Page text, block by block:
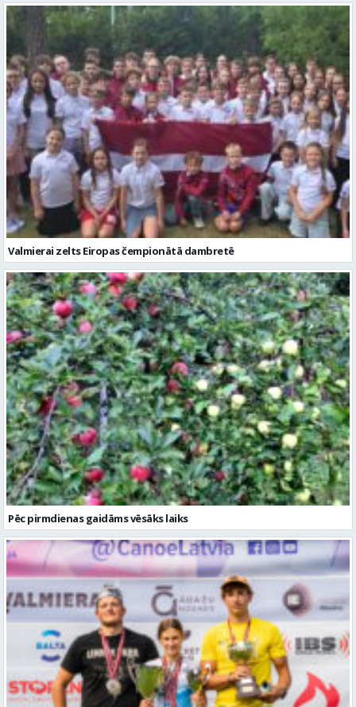
Valmierai zelts Eiropas čempionātā dambretē
Pēc pirmdienas gaidāms vēsāks laiks